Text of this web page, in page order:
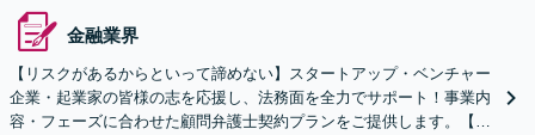
金融業界
【リスクがあるからといって諦めない】スタートアップ・ベンチャー
企業・起業家の皆様の志を応援し、法務面を全力でサポート！事業内
容・フェーズに合わせた顧問弁護士契約プランをご提供します。【顧